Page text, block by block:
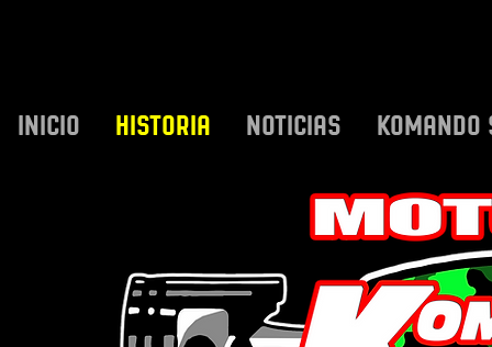
INICIO HISTORIA NOTICIAS KOMANDO